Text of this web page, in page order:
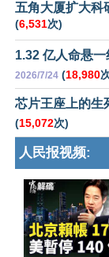
五角大厦扩大科
(6,531次)
1.32 亿人命悬
2026/7/24 (18,980
芯片王座上的生
(15,072次)
人民报视频: